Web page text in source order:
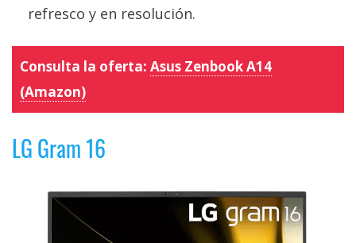
refresco y en resolución.
Consulta la oferta: Asus Zenbook A14
(Amazon)
LG Gram 16